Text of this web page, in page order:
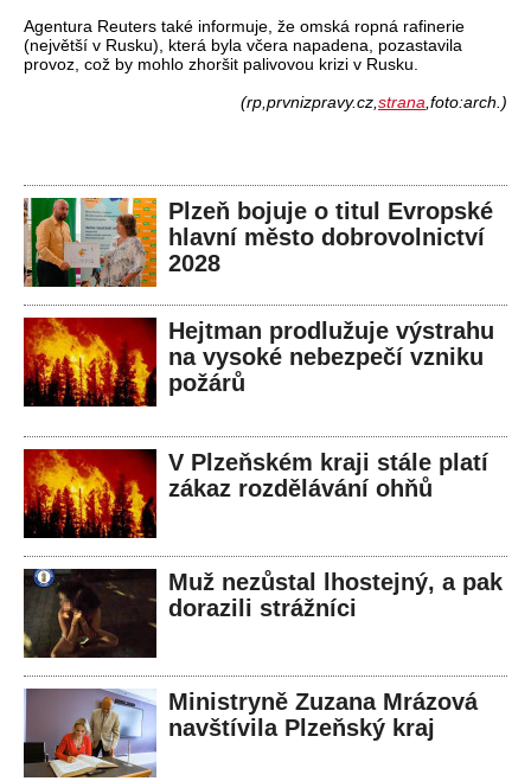
Agentura Reuters také informuje, že omská ropná rafinerie
(největší v Rusku), která byla včera napadena, pozastavila
provoz, což by mohlo zhoršit palivovou krizi v Rusku.
(rp,prvnizpravy.cz, strana ,foto:arch.)
Plzeň bojuje o titul Evropské
hlavní město dobrovolnictví
2028
Hejtman prodlužuje výstrahu
na vysoké nebezpečí vzniku
požárů
V Plzeňském kraji stále platí
zákaz rozdělávání ohňů
Muž nezůstal lhostejný, a pak
dorazili strážníci
Ministryně Zuzana Mrázová
navštívila Plzeňský kraj